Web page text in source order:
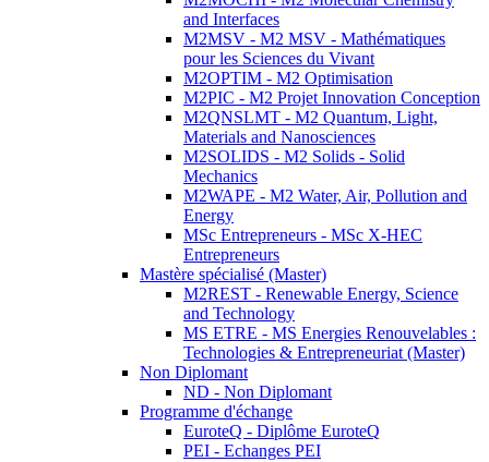
and Interfaces
M2MSV - M2 MSV - Mathématiques
pour les Sciences du Vivant
M2OPTIM - M2 Optimisation
M2PIC - M2 Projet Innovation Conception
M2QNSLMT - M2 Quantum, Light,
Materials and Nanosciences
M2SOLIDS - M2 Solids - Solid
Mechanics
M2WAPE - M2 Water, Air, Pollution and
Energy
MSc Entrepreneurs - MSc X-HEC
Entrepreneurs
Mastère spécialisé (Master)
M2REST - Renewable Energy, Science
and Technology
MS ETRE - MS Energies Renouvelables :
Technologies & Entrepreneuriat (Master)
Non Diplomant
ND - Non Diplomant
Programme d'échange
EuroteQ - Diplôme EuroteQ
PEI - Echanges PEI